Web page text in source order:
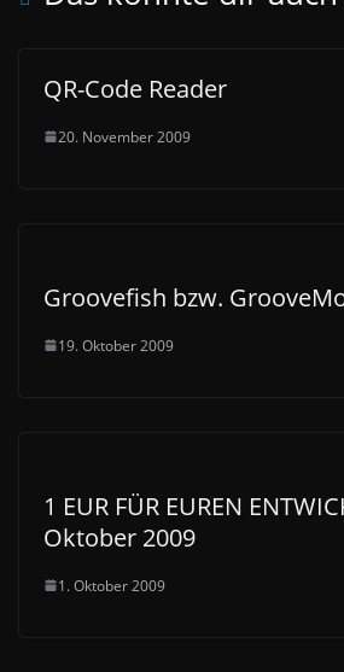
QR-Code Reader
20. November 2009
Groovefish bzw.
19. Oktober 2009
1 EUR FÜR EUREN
Oktober 2009
1. Oktober 2009